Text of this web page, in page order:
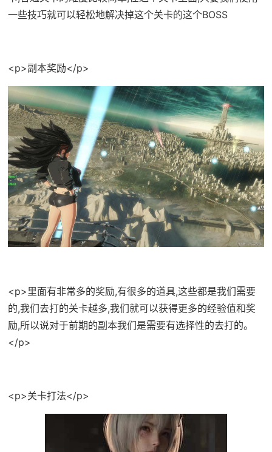
一些技巧就可以轻松地解决掉这个关卡的这个BOSS
<p>副本奖励</p>
<p>里面有非常多的奖励,有很多的道具,这些都是我们需要
的,我们去打的关卡越多,我们就可以获得更多的经验值和奖
励,所以说对于前期的副本我们是需要有选择性的去打的。
</p>
<p>关卡打法</p>